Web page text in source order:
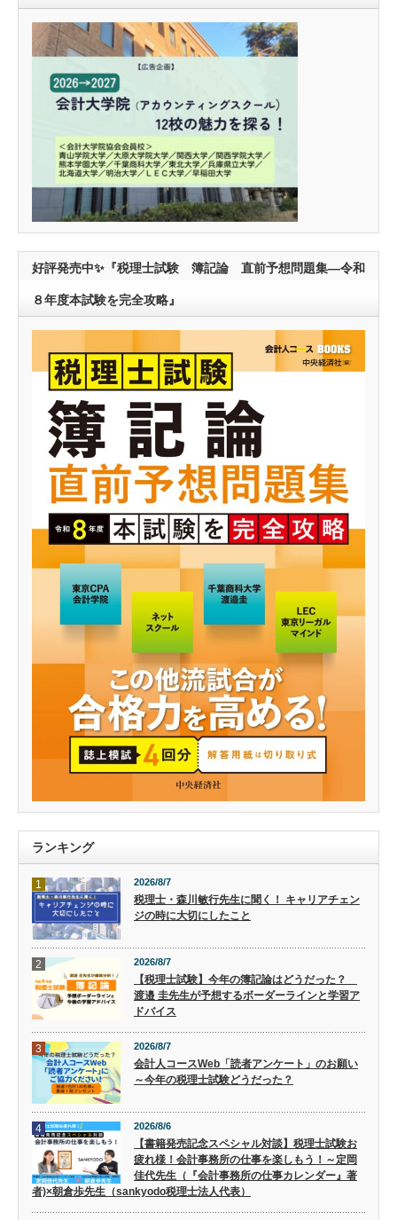
好評発売中✨『税理士試験 簿記論 直前予想問題集―令和
８年度本試験を完全攻略』
ランキング
1 2026/8/7
税理士・森川敏行先生に聞く！ キャリアチェン
ジの時に大切にしたこと
2 2026/8/7
【税理士試験】今年の簿記論はどうだった？
渡邉 圭先生が予想するボーダーラインと学習ア
ドバイス
3 2026/8/7
会計人コースWeb「読者アンケート」のお願い
～今年の税理士試験どうだった？
4 2026/8/6
【書籍発売記念スペシャル対談】税理士試験お
疲れ様！会計事務所の仕事を楽しもう！～定岡
佳代先生（『会計事務所の仕事カレンダー』著
者)×朝倉歩先生（sankyodo税理士法人代表）